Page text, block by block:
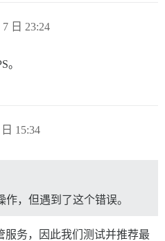
日 23:24
。
15:34
，但遇到了这个错误。
服务，因此我们测试并推荐最